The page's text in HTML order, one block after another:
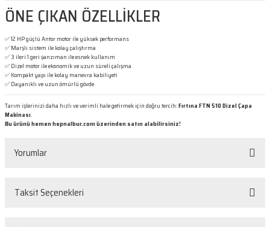
ÖNE ÇIKAN ÖZELLİKLER
✅ 12 HP güçlü Antor motor ile yüksek performans
✅ Marşlı sistem ile kolay çalıştırma
✅ 3 ileri 1 geri şanzıman ile esnek kullanım
✅ Dizel motor ile ekonomik ve uzun süreli çalışma
✅ Kompakt yapı ile kolay manevra kabiliyeti
✅ Dayanıklı ve uzun ömürlü gövde
Tarım işlerinizi daha hızlı ve verimli hale getirmek için doğru tercih:Fırtına FTN 510 Dizel Çapa
Makinası.
Bu ürünü hemen hepnalbur.com üzerinden satın alabilirsiniz!
Yorumlar
Taksit Seçenekleri